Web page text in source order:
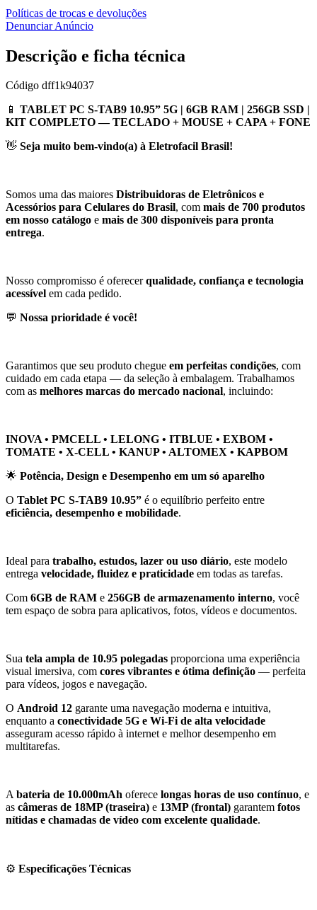
Políticas de trocas e devoluções
Denunciar Anúncio
Descrição e ficha técnica
Código dff1k94037
📱 TABLET PC S-TAB9 10.95” 5G | 6GB RAM | 256GB SSD |
KIT COMPLETO — TECLADO + MOUSE + CAPA + FONE
👋 Seja muito bem-vindo(a) à Eletrofacil Brasil!
Somos uma das maiores Distribuidoras de Eletrônicos e
Acessórios para Celulares do Brasil, com mais de 700 produtos
em nosso catálogo e mais de 300 disponíveis para pronta
entrega.
Nosso compromisso é oferecerqualidade, confiança e tecnologia
acessível em cada pedido.
💬 Nossa prioridade é você!
Garantimos que seu produto chegue em perfeitas condições, com
cuidado em cada etapa — da seleção à embalagem. Trabalhamos
com as melhores marcas do mercado nacional, incluindo:
INOVA • PMCELL • LELONG • ITBLUE • EXBOM •
TOMATE • X-CELL • KANUP • ALTOMEX • KAPBOM
🌟 Potência, Design e Desempenho em um só aparelho
O Tablet PC S-TAB9 10.95” é o equilíbrio perfeito entre
eficiência, desempenho e mobilidade.
Ideal para trabalho, estudos, lazer ou uso diário, este modelo
entrega velocidade, fluidez e praticidade em todas as tarefas.
Com 6GB de RAM e 256GB de armazenamento interno, você
tem espaço de sobra para aplicativos, fotos, vídeos e documentos.
Sua tela ampla de 10.95 polegadas proporciona uma experiência
visual imersiva, com cores vibrantes e ótima definição — perfeita
para vídeos, jogos e navegação.
O Android 12 garante uma navegação moderna e intuitiva,
enquanto a conectividade 5G e Wi-Fi de alta velocidade
asseguram acesso rápido à internet e melhor desempenho em
multitarefas.
Abateria de 10.000mAh oferece longas horas de uso contínuo, e
as câmeras de 18MP (traseira) e 13MP (frontal) garantem fotos
nítidas e chamadas de vídeo com excelente qualidade.
⚙️ Especificações Técnicas